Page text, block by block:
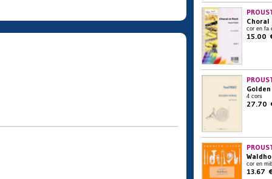
Choral
cor en fa
15.00
4 cors
27.70
cor en
13.67